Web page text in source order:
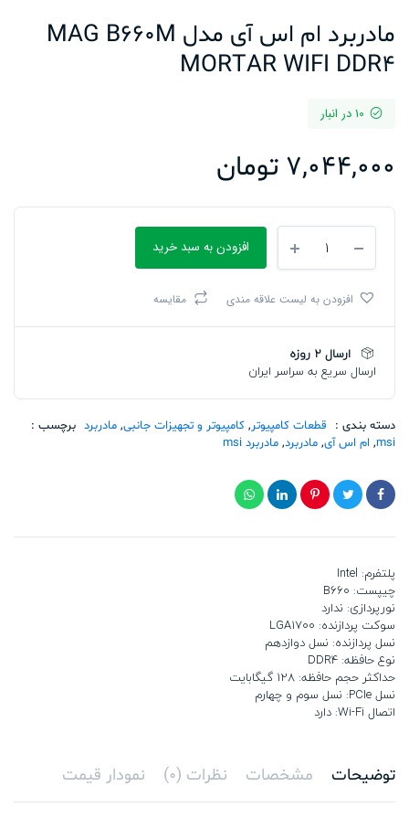
مادربرد ام اس آی مدل MAG B660M
MORTAR WIFI DDR4
10 در انبار
7,044,000 تومان
اس
مدل
MORTAR
WIFI
افزودن به سبد خرید
افزودن به لیست علاقه مندی مقایسه
ارسال 2 روزه
ارسال سریع به سراسر ایران
دسته بندی : قطعات کامپیوتر, کامپیوتر و تجهیزات جانبی, مادربرد برچسب :
msi
, ام اس آی, مادربرد, مادربرد msi
پلتفرم: Intel
چیپست: B660
نورپردازی: ندارد
سوکت پردازنده: LGA1700
نسل پردازنده: نسل دوازدهم
نوع حافظه: DDR4
حداکثر حجم حافظه: 128 گیگابایت
نسل PCIe: نسل سوم و چهارم
اتصال Wi-Fi: دارد
توضیحات مشخصات نظرات (0) نمودار قیمت